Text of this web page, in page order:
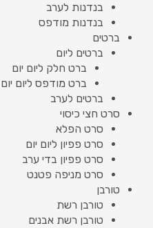
בנדנות לערב
בנדנות מודפס
ברטים
ברטים ליום
ברט חלק ליום יום
ברט מודפס ליום יום
ברטים לערב
סרט חצי כיסוי
סרט הפלא
סרט פפיון ליום יום
סרט פפיון בדי ערב
סרט מניפה פטנט
טורבן
טורבן רשת
טורבן רשת אבנים